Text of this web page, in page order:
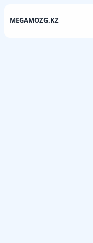
MEGAMOZG.KZ